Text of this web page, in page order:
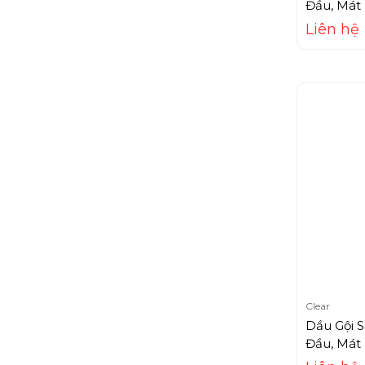
Đầu, Mát
Liên hệ
Clear
Dầu Gội
Đầu, Mát